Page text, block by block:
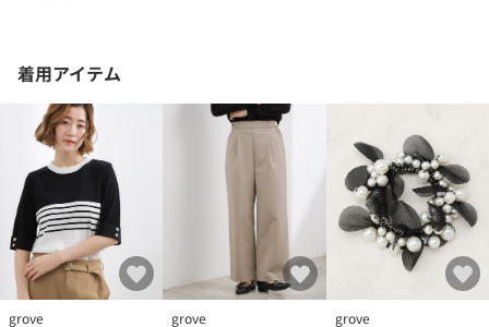
着用アイテム
grove grove grove